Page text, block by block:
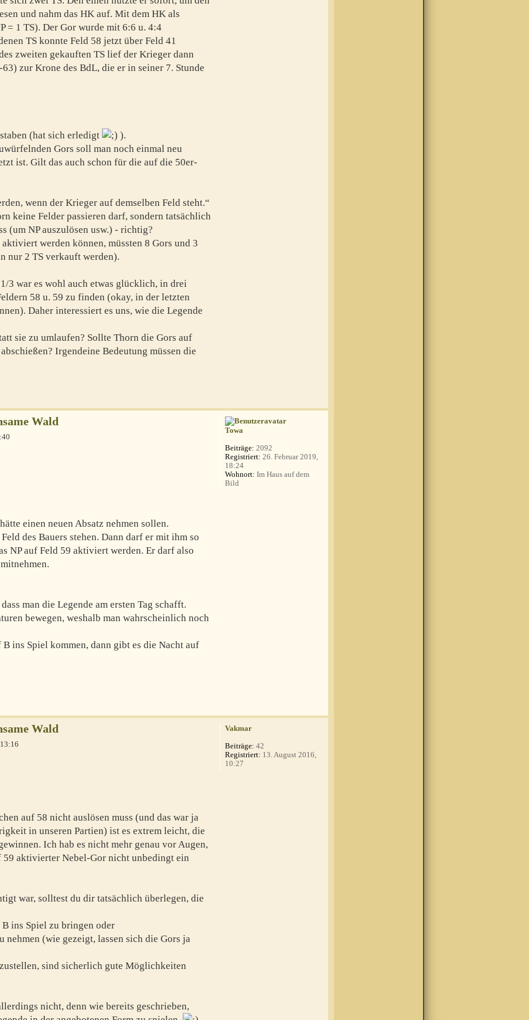
und nahm das HK auf. Mit dem HK als
= 1 TS). Der Gor wurde mit 6:6 u. 4:4
TS konnte Feld 58 jetzt über Feld 41
zweiten gekauften TS lief der Krieger dann
zur Krone des BdL, die er in seiner 7. Stunde
(hat sich erledigt
).
Gors soll man noch einmal neu
ist. Gilt das auch schon für die auf die 50er-
wenn der Krieger auf demselben Feld steht.“
keine Felder passieren darf, sondern tatsächlich
(um NP auszulösen usw.) - richtig?
werden können, müssten 8 Gors und 3
nur 2 TS verkauft werden).
3 war es wohl auch etwas glücklich, in drei
58 u. 59 zu finden (okay, in der letzten
Daher interessiert es uns, wie die Legende
sie zu umlaufen? Sollte Thorn die Gors auf
Irgendeine Bedeutung müssen die
Wald
einen neuen Absatz nehmen sollen.
des Bauers stehen. Dann darf er mit ihm so
NP auf Feld 59 aktiviert werden. Er darf also
man die Legende am ersten Tag schafft.
bewegen, weshalb man wahrscheinlich noch
ins Spiel kommen, dann gibt es die Nacht auf
Towa
Beiträge: 2092
Registriert: 26. Februar 2019,
18:24
Wohnort: Im Haus auf dem
Bild
Wald
auf 58 nicht auslösen muss (und das war ja
in unseren Partien) ist es extrem leicht, die
Ich hab es nicht mehr genau vor Augen,
59 aktivierter Nebel-Gor nicht unbedingt ein
war, solltest du dir tatsächlich überlegen, die
ins Spiel zu bringen oder
nehmen (wie gezeigt, lassen sich die Gors ja
sind sicherlich gute Möglichkeiten
nicht, denn wie bereits geschrieben,
Vakmar
Beiträge: 42
Registriert: 13. August 2016,
10:27